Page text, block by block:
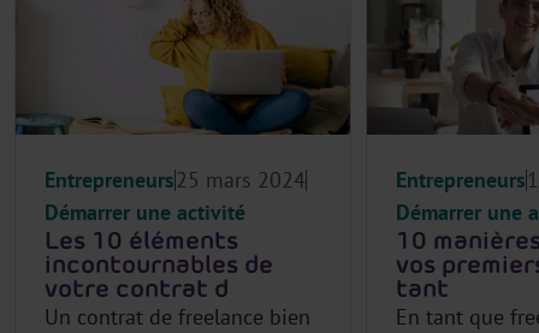
Entrepreneurs25 mars 2024
Démarrer une activité
Les 10 éléments
incontournables de
votre contrat d
Un contrat de freelance bien
Entrepreneurs
Démarrer une
10
vos
tant
En tant que